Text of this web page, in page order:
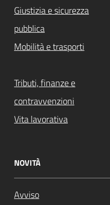
Giustizia e sicurezza
pubblica
Mobilità e trasporti
Tributi, finanze e
contravvenzioni
Vita lavorativa
NOVITÀ
Avviso